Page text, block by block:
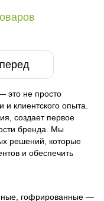
это не просто
и клиентского опыта.
создает первое
бренда. Мы
решений, которые
и обеспечить
гофрированные —